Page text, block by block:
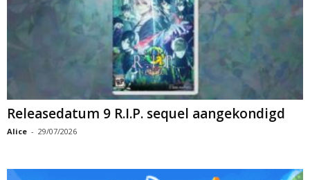
Releasedatum 9 R.I.P. sequel aangekondigd
Alice - 29/07/2026